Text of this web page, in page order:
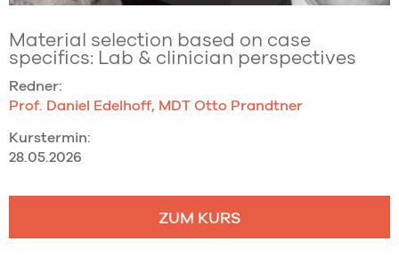
Material selection based on case
specifics: Lab & clinician perspectives
Redner:
Prof. Daniel Edelhoff, MDT Otto Prandtner
Kurstermin:
28.05.2026
ZUM KURS